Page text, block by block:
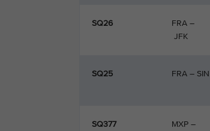
SQ26
FRA –
JFK
SQ25 FRA – SIN
SQ377
MXP –